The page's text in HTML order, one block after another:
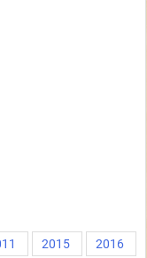
2015
2016